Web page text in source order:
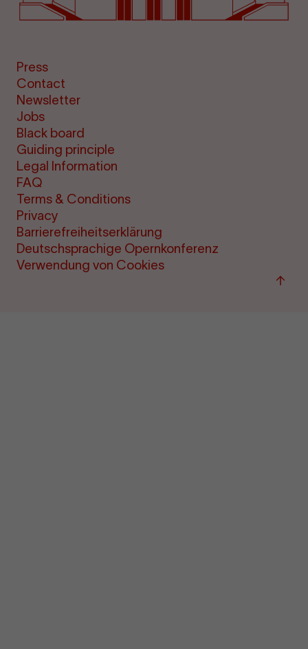
Press
Contact
Newsletter
Jobs
Black board
Guiding principle
Legal Information
FAQ
Terms & Conditions
Privacy
Barrierefreiheitserklärung
Deutschsprachige Opernkonferenz
Verwendung von Cookies
Back